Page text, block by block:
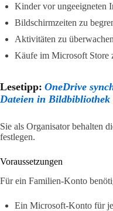
Kinder vor ungeeigneten
Bildschirmzeiten zu
Aktivitäten zu überwachen
Käufe im Microsoft Store
Lesetipp: OneDrive
Dateien in Bildbibliothek
Sie als Organisator behalten
festlegen.
Voraussetzungen
Für ein Familien-Konto
Ein Microsoft-Konto für